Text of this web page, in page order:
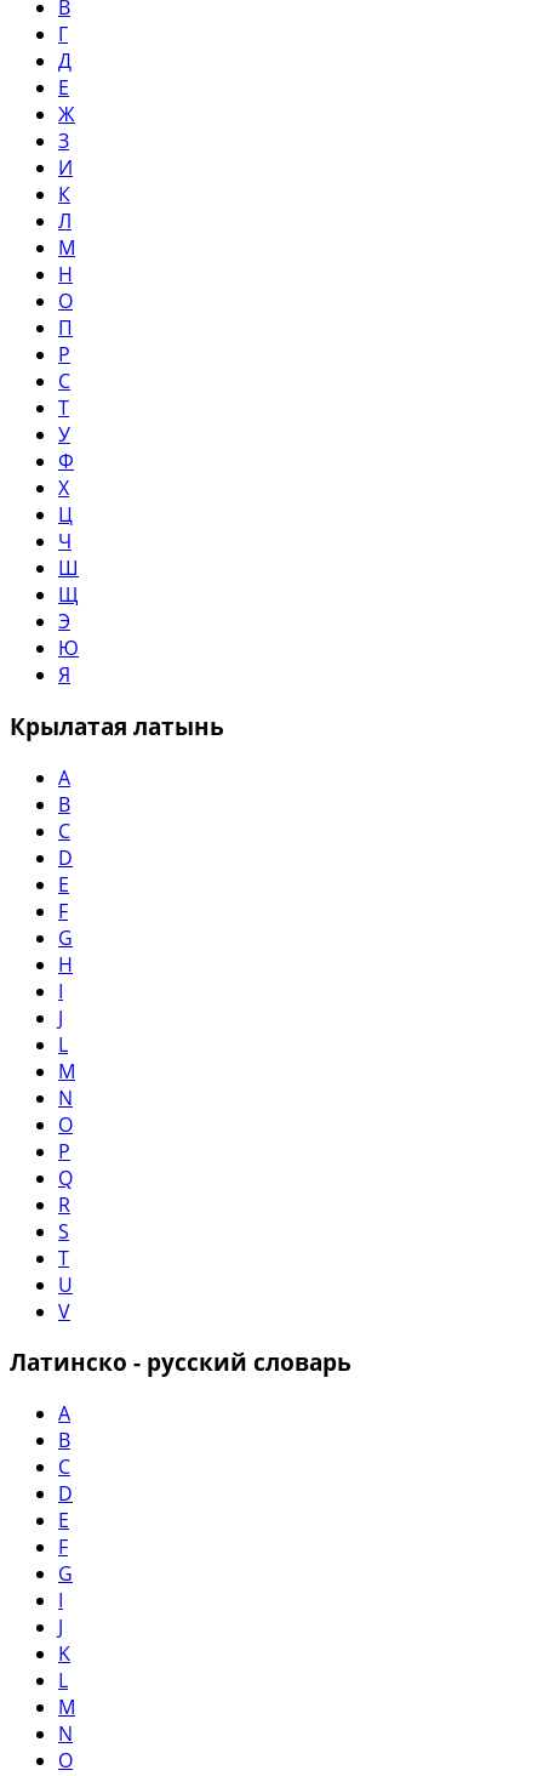
В
Г
Д
Е
Ж
З
И
К
Л
М
Н
О
П
Р
С
Т
У
Ф
Х
Ц
Ч
Ш
Щ
Э
Ю
Я
Крылатая латынь
A
B
C
D
E
F
G
H
I
J
L
M
N
O
P
Q
R
S
T
U
V
Латинско - русский словарь
A
B
C
D
E
F
G
I
J
K
L
M
N
O